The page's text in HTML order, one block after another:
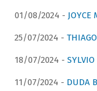
01/08/2024 -
25/07/2024 -
18/07/2024 -
11/07/2024 - DUDA